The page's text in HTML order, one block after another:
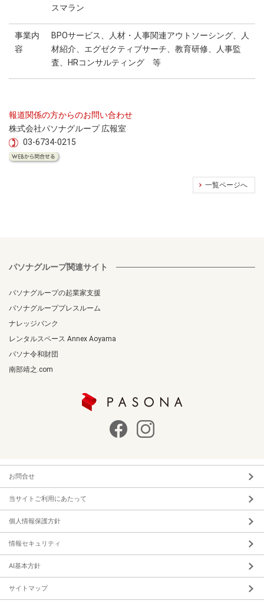
スマラン
事業内
容
BPOサービス、人材・人事関連アウトソーシング、人
材紹介、エグゼクティブサーチ、教育研修、人事監
査、HRコンサルティング 等
報道関係の方からのお問い合わせ
株式会社パソナグループ 広報室
03-6734-0215
一覧ページへ
パソナグループ関連サイト
パソナグループの起業家支援
パソナグループプレスルーム
ナレッジバンク
レンタルスペース Annex Aoyama
パソナ令和財団
南部靖之.com
お問合せ
当サイトご利用にあたって
個人情報保護方針
情報セキュリティ
AI基本方針
サイトマップ